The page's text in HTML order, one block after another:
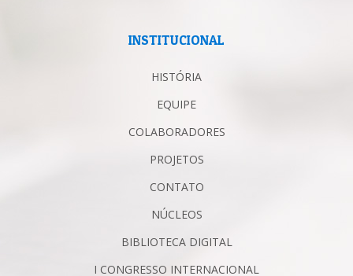
INSTITUCIONAL
HISTÓRIA
EQUIPE
COLABORADORES
PROJETOS
CONTATO
NÚCLEOS
BIBLIOTECA DIGITAL
I CONGRESSO INTERNACIONAL